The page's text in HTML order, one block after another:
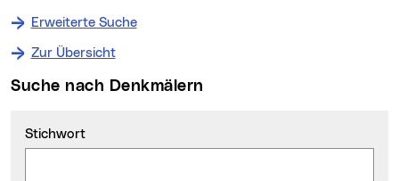
Erweiterte Suche
Zur Übersicht
Suche nach Denkmälern
Stichwort